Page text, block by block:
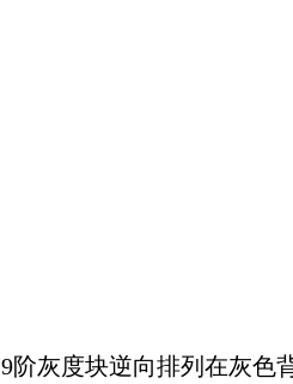
灰度块逆向排列在灰色